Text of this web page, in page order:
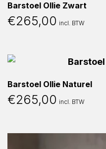
Barstoel Ollie Zwart
€265,00 incl. BTW
Barstoel Ollie Naturel
€265,00 incl. BTW